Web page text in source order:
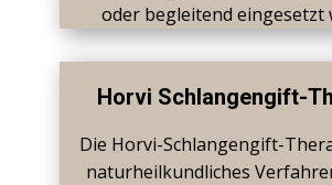
oder begleitend eingesetzt
Horvi Schlangengift-
Die Horvi-Schlangengift-
naturheilkundliches